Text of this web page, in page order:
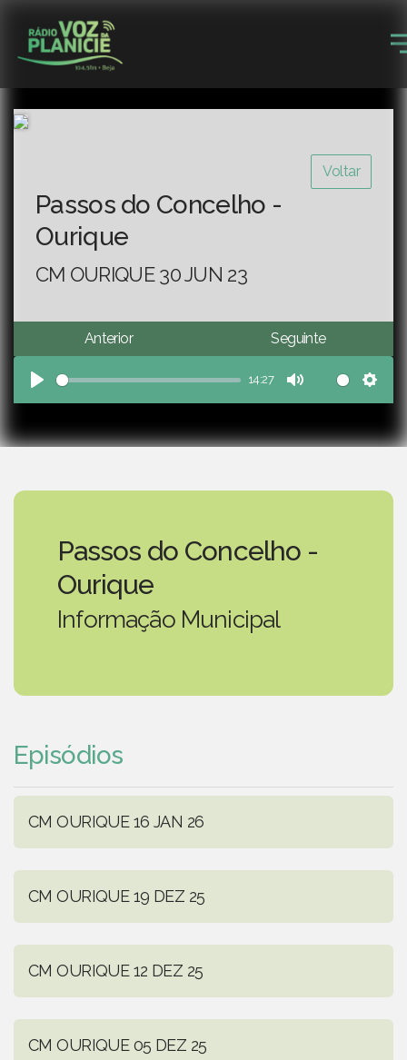
Voltar
Passos do Concelho -
Ourique
CM OURIQUE 30 JUN 23
Anterior Seguinte
Play
14:27
Mute
Passos do Concelho -
Ourique
Informação Municipal
Episódios
CM OURIQUE 16 JAN 26
CM OURIQUE 19 DEZ 25
CM OURIQUE 12 DEZ 25
CM OURIQUE 05 DEZ 25